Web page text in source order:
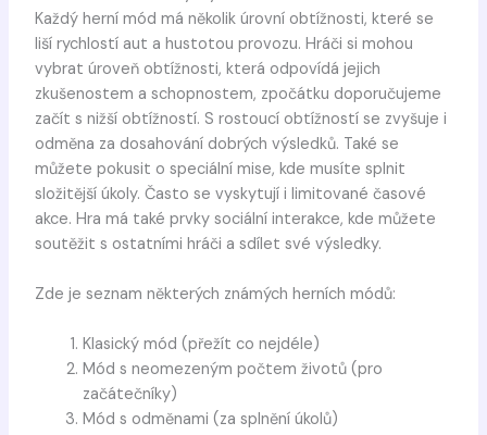
Každý herní mód má několik úrovní obtížnosti, které se
liší rychlostí aut a hustotou provozu. Hráči si mohou
vybrat úroveň obtížnosti, která odpovídá jejich
zkušenostem a schopnostem, zpočátku doporučujeme
začít s nižší obtížností. S rostoucí obtížností se zvyšuje i
odměna za dosahování dobrých výsledků. Také se
můžete pokusit o speciální mise, kde musíte splnit
složitější úkoly. Často se vyskytují i limitované časové
akce. Hra má také prvky sociální interakce, kde můžete
soutěžit s ostatními hráči a sdílet své výsledky.
Zde je seznam některých známých herních módů:
Klasický mód (přežít co nejdéle)
Mód s neomezeným počtem životů (pro
začátečníky)
Mód s odměnami (za splnění úkolů)